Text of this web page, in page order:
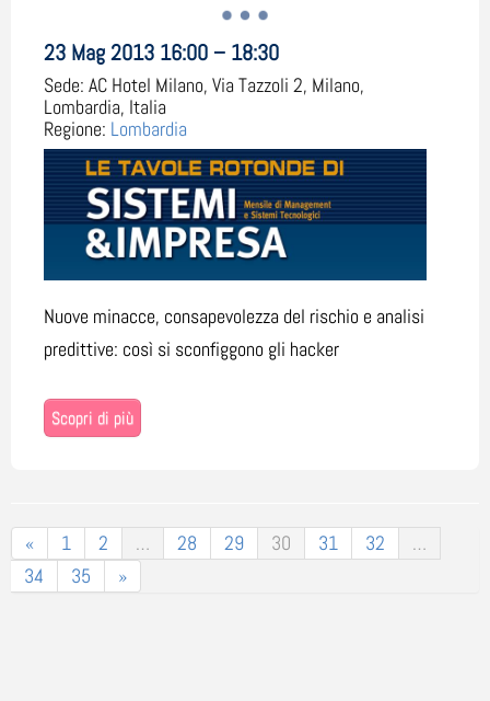
23 Mag 2013 16:00 – 18:30
Sede: AC Hotel Milano, Via Tazzoli 2, Milano,
Lombardia, Italia
Regione: Lombardia
Nuove minacce, consapevolezza del rischio e analisi
predittive: così si sconfiggono gli hacker
Scopri di più
« 1 2 … 28 29 30 31 32
…
34
35 »